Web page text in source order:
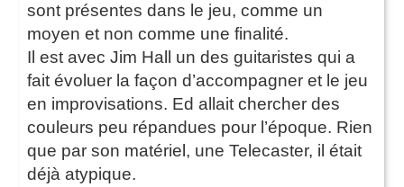
sont présentes dans le jeu, comme un
moyen et non comme une finalité.
Il est avec Jim Hall un des guitaristes qui a
fait évoluer la façon d’accompagner et le jeu
en improvisations. Ed allait chercher des
couleurs peu répandues pour l’époque. Rien
que par son matériel, une Telecaster, il était
déjà atypique.